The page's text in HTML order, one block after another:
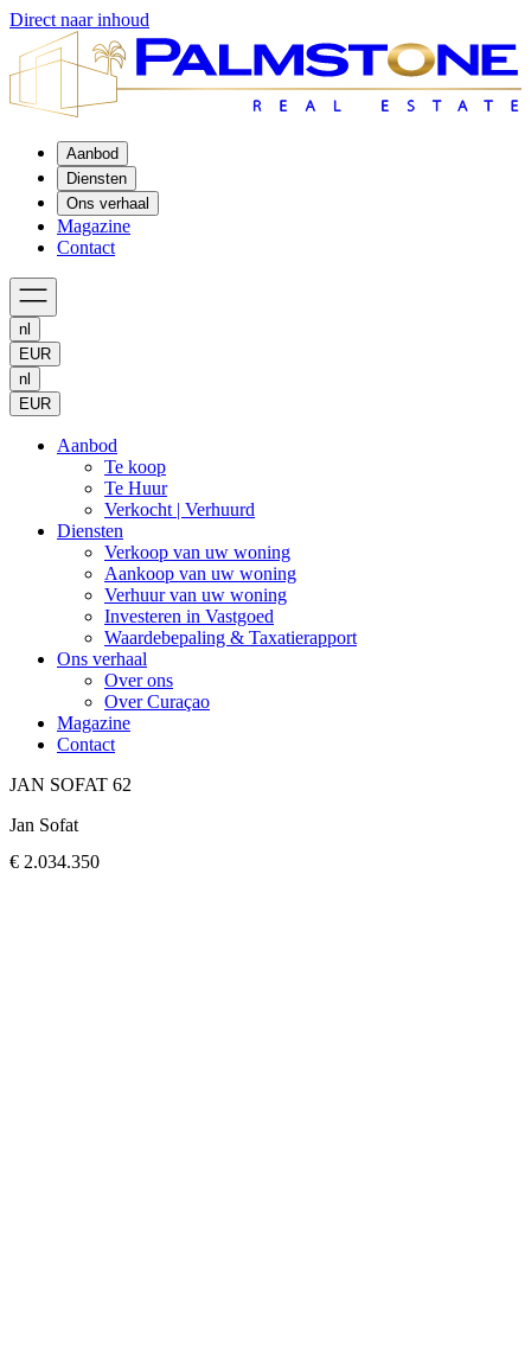
Direct naar inhoud
Aanbod
Diensten
Ons verhaal
Magazine
Contact
nl
EUR
nl
EUR
Aanbod
Te koop
Te Huur
Verkocht | Verhuurd
Diensten
Verkoop van uw woning
Aankoop van uw woning
Verhuur van uw woning
Investeren in Vastgoed
Waardebepaling & Taxatierapport
Ons verhaal
Over ons
Over Curaçao
Magazine
Contact
JAN SOFAT 62
Jan Sofat
€ 2.034.350